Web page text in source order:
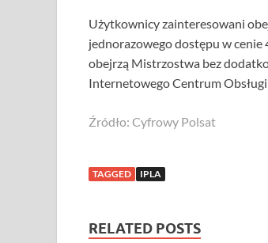
Użytkownicy zainteresowani
jednorazowego dostępu w cenie
obejrzą Mistrzostwa bez
Internetowego Centrum
Źródło: Cyfrowy Polsat
TAGGED IPLA
RELATED POSTS